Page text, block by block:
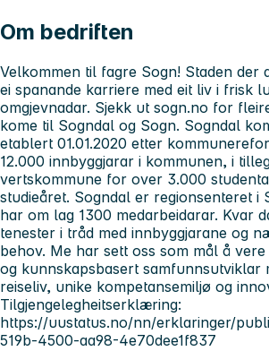
Om bedriften
Velkommen til fagre Sogn! Staden der
ei spanande karriere med eit liv i frisk
omgjevnadar. Sjekk ut sogn.no for
kome til Sogndal og Sogn. Sogndal
etablert 01.01.2020 etter
12.000 innbyggjarar i kommunen, i
vertskommune for over 3.000
studieåret. Sogndal er regionsenteret i
har om lag 1300 medarbeidarar. Kvar
tenester i tråd med innbyggjarane og
behov. Me har sett oss som mål å
og kunnskapsbasert samfunnsutviklar
reiseliv, unike kompetansemiljø og
Tilgjengelegheitserklæring:
https://uustatus.no/nn/erklaringer/
519b-4500-aa98-4e70dee1f837